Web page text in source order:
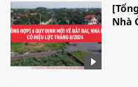
Nhà